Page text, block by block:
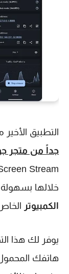
التطبيق
جداً من متجر
خلالها بسهولة
الكمبيوتر
يوفر لك هذا
هاتفك